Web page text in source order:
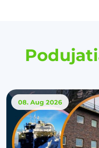
08. Aug 2026